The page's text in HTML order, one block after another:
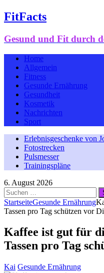
FitFacts
Gesund und Fit durch
Home
Allgemein
Fitness
Gesunde Ernährung
Gesundheit
Kosmetik
Nachrichten
Sport
Erlebnisgeschenke von
Fotostrecken
Pulsmesser
Trainingspläne
6. August 2026
Suchen
nach:
StartseiteGesunde Ernährung
Tassen pro Tag schützen vor
Kaffee ist gut für
Tassen pro Tag
Kai Gesunde Ernährung